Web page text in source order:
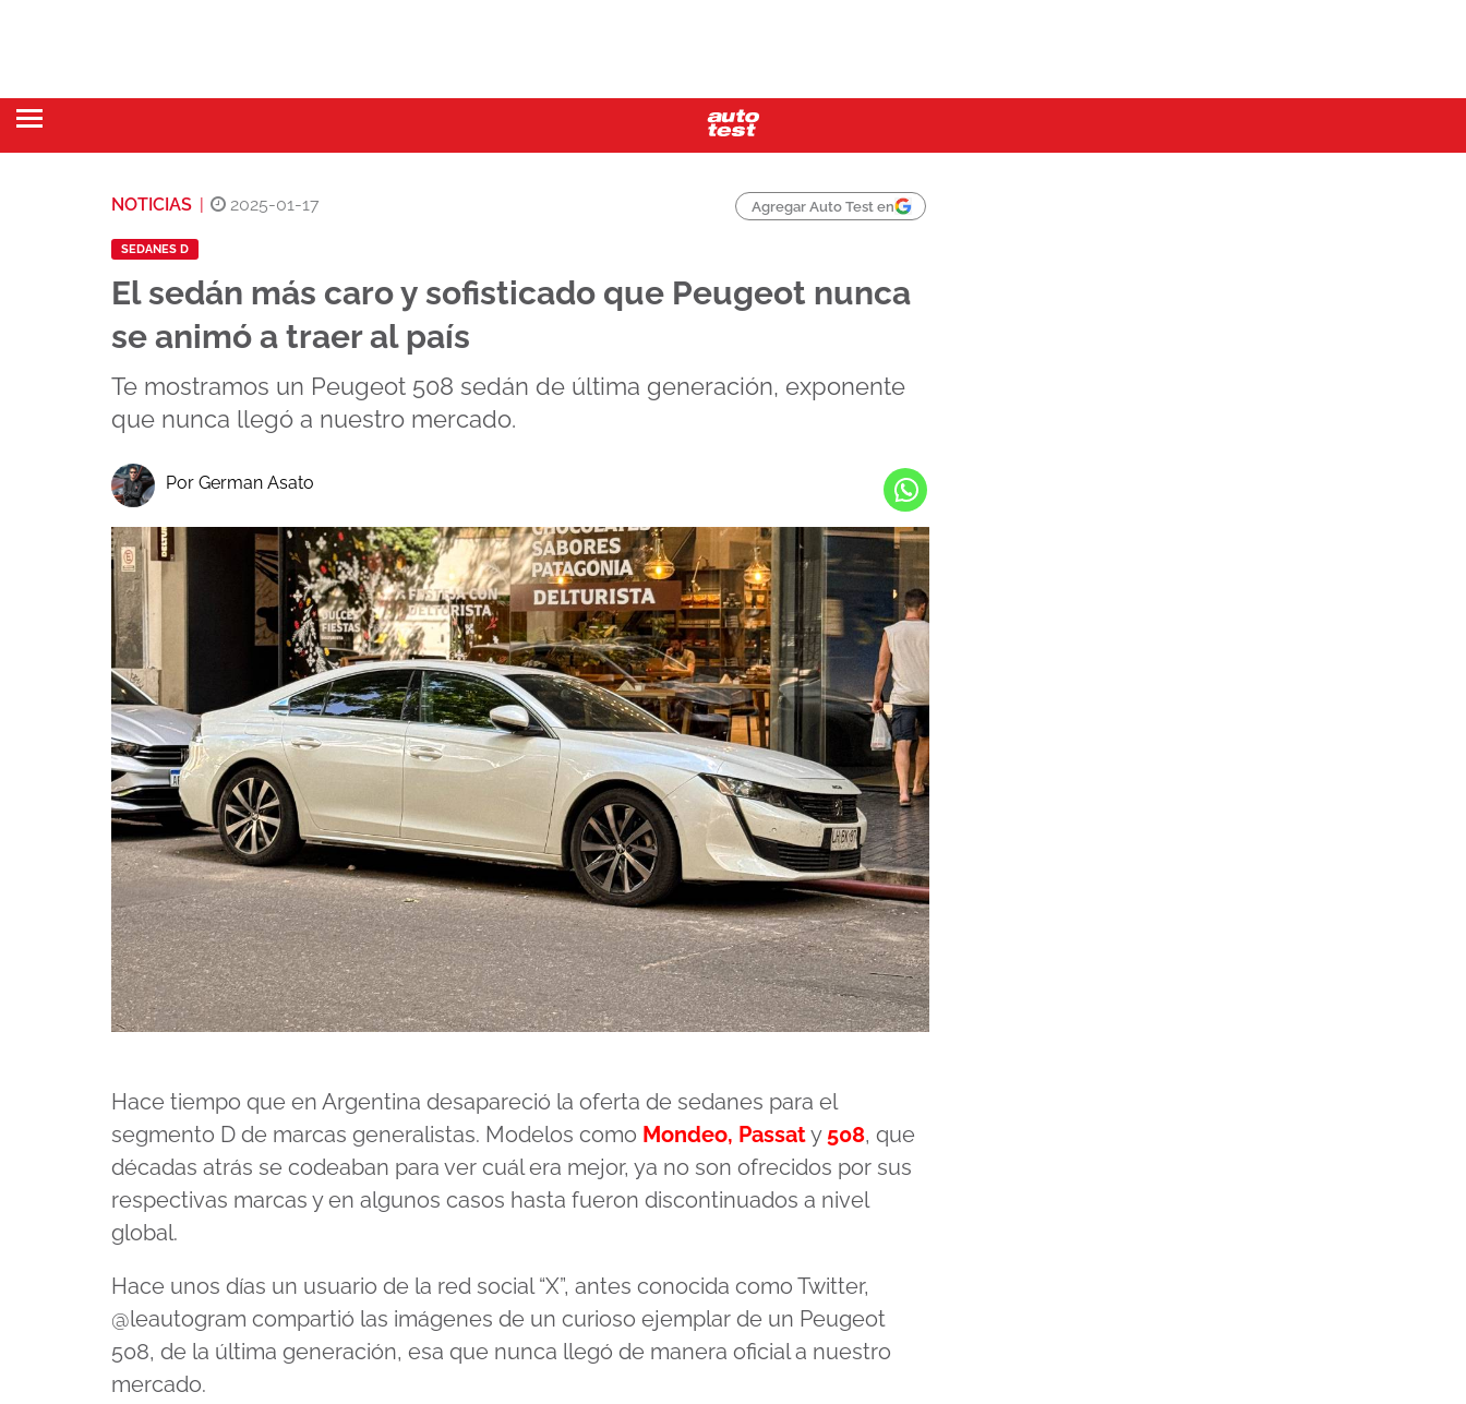
NOTICIAS 2025-01-17 Agregar Auto Test en
SEDANES D
El sedán más caro y sofisticado que Peugeot nunca
se animó a traer al país
Te mostramos un Peugeot 508 sedán de última generación, exponente
que nunca llegó a nuestro mercado.
Por German Asato
Hace tiempo que en Argentina desapareció la oferta de sedanes para el
segmento D de marcas generalistas. Modelos como Mondeo, Passaty 508, que
décadas atrás se codeaban para ver cuál era mejor, ya no son ofrecidos por sus
respectivas marcas y en algunos casos hasta fueron discontinuados a nivel
global.
Hace unos días un usuario de la red social “X”, antes conocida como Twitter,
@leautogram compartió las imágenes de un curioso ejemplar de un Peugeot
508, de la última generación, esa que nunca llegó de manera oficial a nuestro
mercado.